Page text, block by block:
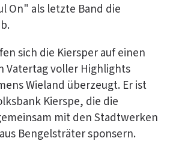
On" als letzte Band die
sich die Kiersper auf einen
Vatertag voller Highlights
Wieland überzeugt. Er ist
Kierspe, die die
mit den Stadtwerken
Bengelsträter sponsern.